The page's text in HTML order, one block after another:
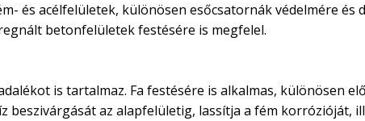
és acélfelületek, különösen esőcsatornák védelmére és
betonfelületek festésére is megfelel.
is tartalmaz. Fa festésére is alkalmas, különösen
az alapfelületig, lassítja a fém korrózióját,